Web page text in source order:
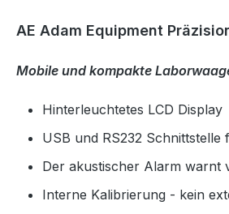
AE Adam Equipment
Mobile und kompakte
Hinterleuchtetes LCD Display
USB und RS232
Der akustischer Alarm warnt
Interne Kalibrierung - kein